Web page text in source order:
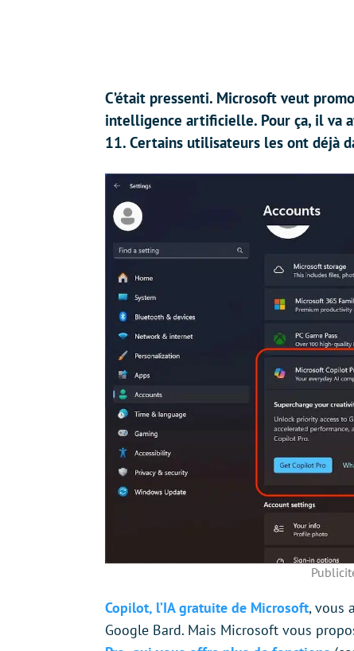
C’était pressenti. Microsoft veut
intelligence artificielle. Pour ça, il va
11. Certains utilisateurs les ont déjà
Copilot, l’IA gratuite de Microsoft, vous
Google Bard. Mais Microsoft vous